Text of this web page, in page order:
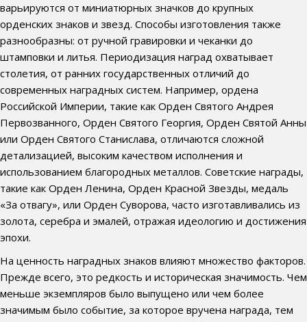
варьируются от миниатюрных значков до крупных
орденских знаков и звезд. Способы изготовления также
разнообразны: от ручной гравировки и чеканки до
штамповки и литья. Периодизация наград охватывает
столетия, от ранних государственных отличий до
современных наградных систем. Например, ордена
Российской Империи, такие как Орден Святого Андрея
Первозванного, Орден Святого Георгия, Орден Святой Анны
или Орден Святого Станислава, отличаются сложной
детализацией, высоким качеством исполнения и
использованием благородных металлов. Советские награды,
такие как Орден Ленина, Орден Красной Звезды, медаль
«За отвагу», или Орден Суворова, часто изготавливались из
золота, серебра и эмалей, отражая идеологию и достижения
эпохи.
На ценность наградных знаков влияют множество факторов.
Прежде всего, это редкость и историческая значимость. Чем
меньше экземпляров было выпущено или чем более
значимым было событие, за которое вручена награда, тем